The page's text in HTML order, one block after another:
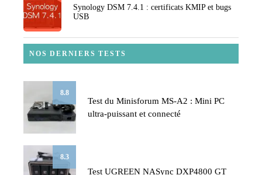
Synology DSM 7.4.1 : certificats KMIP et bugs
USB
NOS DERNIERS TESTS
8.8
Test du Minisforum MS-A2 : Mini PC
ultra-puissant et connecté
8.3
Test UGREEN NASync DXP4800 GT